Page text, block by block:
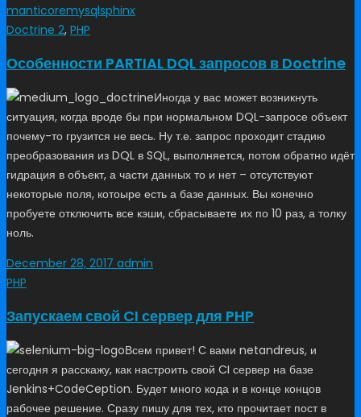
manticoremysqlsphinx
Doctrine 2, PHP
Особенности PARTIAL DQL запросов в Doctrine
Иногда у вас может возникнуть
ситуация, когда вроде бы при нормальном DQL-запросе объект
почему-то грузится не весь. Ну т.е. запрос проходит стадию
преобразования из DQL в SQL, выполняется, потом обратно идёт
гидрация в объект, а части данных то и нет – отсутствуют
некоторые поля, котоыре есть а базе данных. Вы конечно
пробуете отключить все кэши, сбрасываете их по 10 раз, а толку
ноль.
December 28, 2017 admin
PHP
Запускаем свой CI сервер для PHP
Всем привет! С вами netandreus, и
сегодня я расскажу, как настроить свой CI сервер на базе
Jenkins+CodeCeption. Будет много кода и в конце концов
рабочее решение. Сразу пишу для тех, кто прочитает пост в